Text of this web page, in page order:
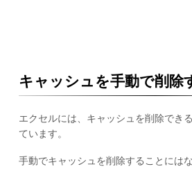
キャッシュを手動で削除
エクセルには、キャッシュを削除でき
ています。
手動でキャッシュを削除することには